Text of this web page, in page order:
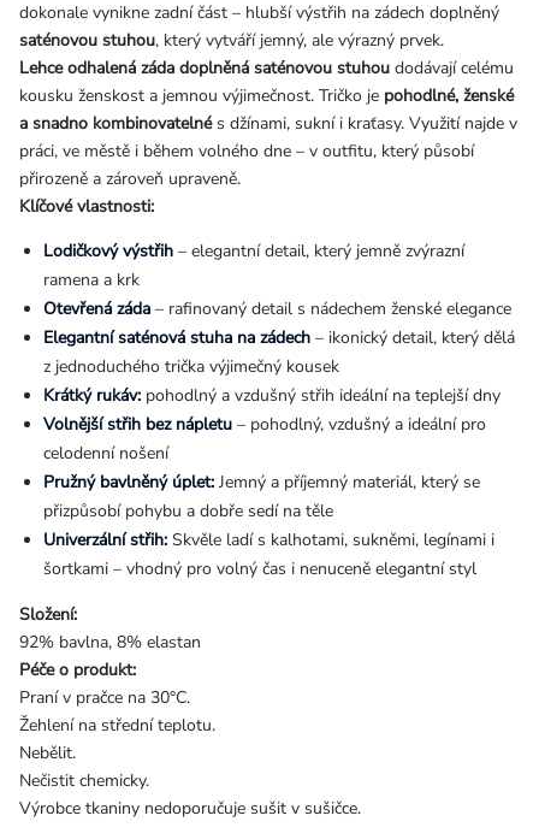
dokonale vynikne zadní část – hlubší výstřih na zádech doplněný
saténovou stuhou, který vytváří jemný, ale výrazný prvek.
Lehce odhalená záda doplněná saténovou stuhou dodávají celému
kousku ženskost a jemnou výjimečnost. Tričko je pohodlné, ženské
a snadno kombinovatelnés džínami, sukní i kraťasy. Využití najde v
práci, ve městě i během volného dne – v outfitu, který působí
přirozeně a zároveň upraveně.
Klíčové vlastnosti:
Lodičkový výstřih – elegantní detail, který jemně zvýrazní
ramena a krk
Otevřená záda – rafinovaný detail s nádechem ženské elegance
Elegantní saténová stuha na zádech – ikonický detail, který dělá
z jednoduchého trička výjimečný kousek
Krátký rukáv: pohodlný a vzdušný střih ideální na teplejší dny
Volnější střih bez nápletu – pohodlný, vzdušný a ideální pro
celodenní nošení
Pružný bavlněný úplet: Jemný a příjemný materiál, který se
přizpůsobí pohybu a dobře sedí na těle
Univerzální střih: Skvěle ladí s kalhotami, sukněmi, legínami i
šortkami – vhodný pro volný čas i nenuceně elegantní styl
Složení:
92% bavlna, 8% elastan
Péče o produkt:
Praní v pračce na 30°C.
Žehlení na střední teplotu.
Nebělit.
Nečistit chemicky.
Výrobce tkaniny nedoporučuje sušit v sušičce.